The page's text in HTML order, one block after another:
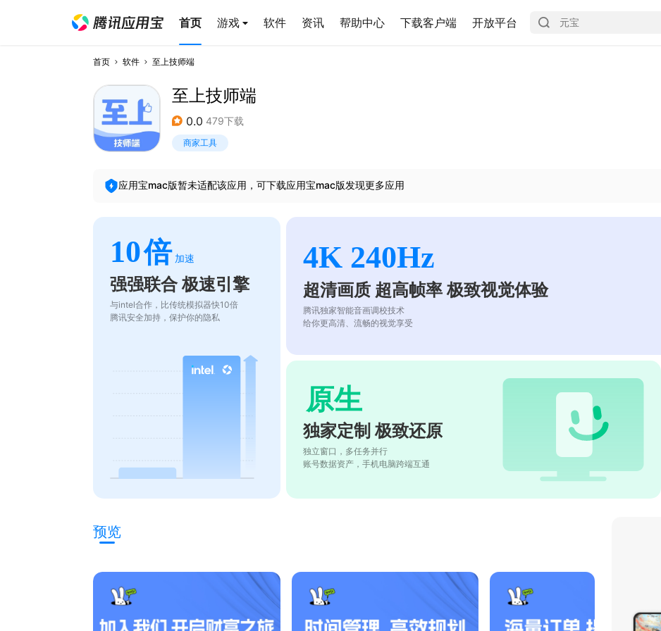
首页 游戏 软件 资讯 帮助中心 下载客户端 开放平台
首页 软件 至上技师端
至上技师端
0.0 479下载
商家工具
应用宝mac版暂未适配该应用，可下载应用宝mac版发现更多应用
10倍 加速
强强联合 极速引擎
与intel合作，比传统模拟器快10倍
腾讯安全加持，保护你的隐私
4K 240Hz
超清画质 超高帧率 极致视觉体验
腾讯独家智能音画调校技术
给你更高清、流畅的视觉享受
原生
独家定制 极致还原
独立窗口，多任务并行
账号数据资产，手机电脑跨端互通
预览